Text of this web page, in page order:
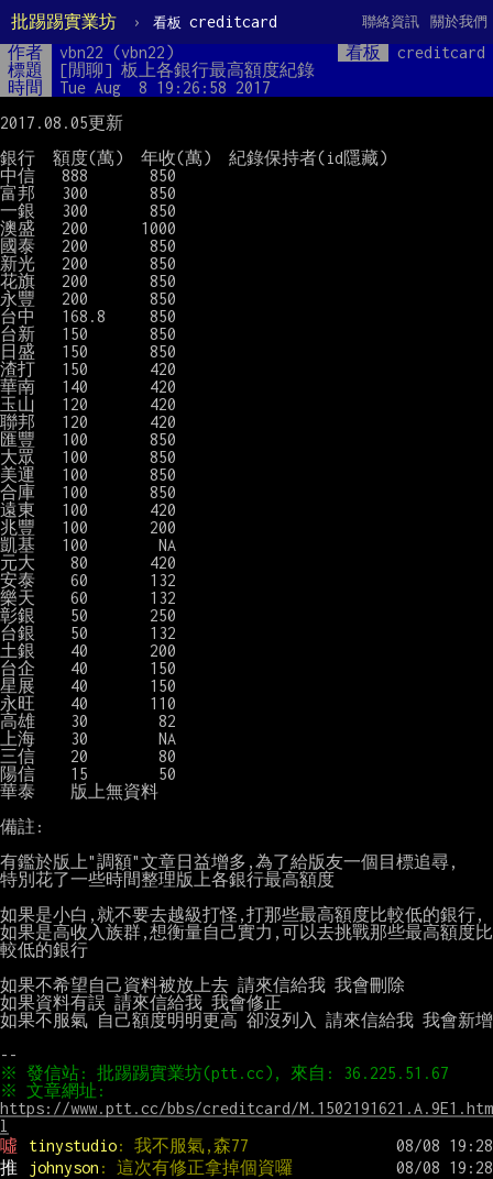
批踢踢實業坊 › 看板 creditcard 關於我們
聯絡資訊
作者 vbn22 (vbn22) 看板
creditcard
標題
[閒聊] 板上各銀行最高額度紀錄
時間
Tue Aug  8 19:26:58 2017
2017.08.05更新
銀行  額度(萬)  年收(萬)  紀錄保持者(id隱藏)
中信   888       850
富邦   300       850
一銀   300       850
澳盛   200      1000
國泰   200       850
新光   200       850
花旗   200       850
永豐   200       850
台中   168.8     850
台新   150       850
日盛   150       850
渣打   150       420
華南   140       420
玉山   120       420
聯邦   120       420
匯豐   100       850
大眾   100       850
美運   100       850
合庫   100       850
遠東   100       420
兆豐   100       200
凱基   100        NA
元大    80       420
安泰    60       132
樂天    60       132
彰銀    50       250
台銀    50       132
土銀    40       200
台企    40       150
星展    40       150
永旺    40       110
高雄    30        82
上海    30        NA
三信    20        80
陽信    15        50
華泰    版上無資料
備註:
有鑑於版上"調額"文章日益增多,為了給版友一個目標追尋,
特別花了一些時間整理版上各銀行最高額度
如果是小白,就不要去越級打怪,打那些最高額度比較低的銀行,
如果是高收入族群,想衡量自己實力,可以去挑戰那些最高額度比
較低的銀行
如果不希望自己資料被放上去 請來信給我 我會刪除
如果資料有誤 請來信給我 我會修正
如果不服氣 自己額度明明更高 卻沒列入 請來信給我 我會新增
https://www.ptt.cc/bbs/creditcard/M.1502191621.A.9E1.htm
l
噓
tinystudio: 我不服氣,森77
推
johnyson : 這次有修正拿掉個資囉